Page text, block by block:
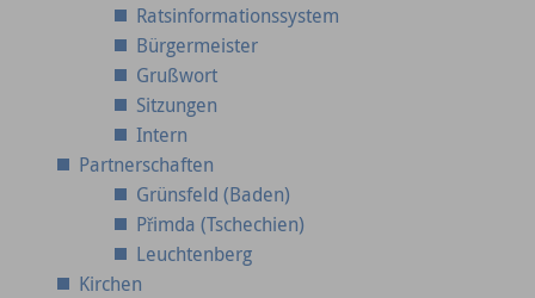
Ratsinformationssystem
Bürgermeister
Grußwort
Sitzungen
Intern
Partnerschaften
Grünsfeld (Baden)
Přimda (Tschechien)
Leuchtenberg
Kirchen